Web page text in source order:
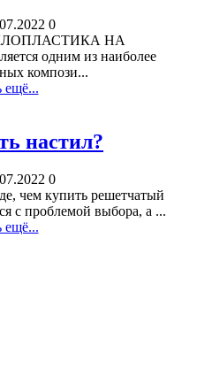
0
НА
одним из наиболее
компози...
ещё...
настил?
0
чем купить решетчатый
с проблемой выбора, а ...
ещё...